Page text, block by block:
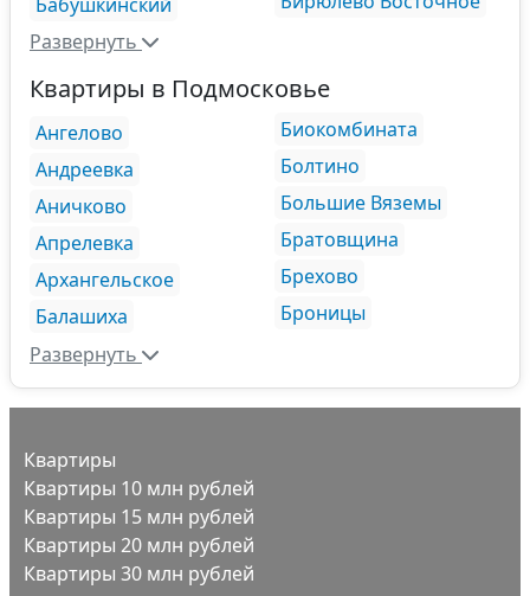
Развернуть
Квартиры в Подмосковье
Ангелово
Андреевка
Аничково
Апрелевка
Архангельское
Балашиха
Биокомбината
Болтино
Большие Вяземы
Братовщина
Брехово
Броницы
Развернуть
Квартиры
Квартиры 10 млн рублей
Квартиры 15 млн рублей
Квартиры 20 млн рублей
Квартиры 30 млн рублей